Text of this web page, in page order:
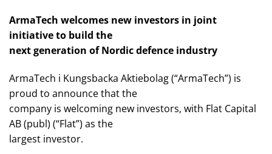
ArmaTech welcomes new investors in joint
initiative to build the
next generation of Nordic defence industry
ArmaTech i Kungsbacka Aktiebolag (“ArmaTech”) is
proud to announce that the
company is welcoming new investors, with Flat Capital
AB (publ) (“Flat”) as the
largest investor.